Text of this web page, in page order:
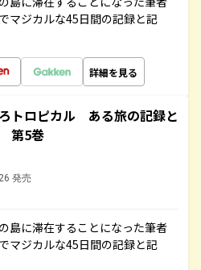
マジカルな45日間の記録と記
詳細を見る
トロピカル ある旅の記録と
第5巻
発売
島に滞在することになった筆者
マジカルな45日間の記録と記